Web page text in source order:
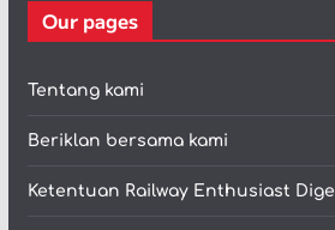
Our pages
Tentang kami
Beriklan bersama kami
Ketentuan Railway Enthusiast